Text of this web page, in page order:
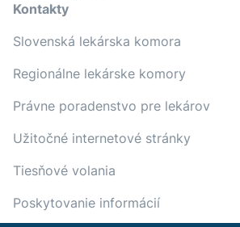
Kontakty
Slovenská lekárska komora
Regionálne lekárske komory
Právne poradenstvo pre lekárov
Užitočné internetové stránky
Tiesňové volania
Poskytovanie informácií